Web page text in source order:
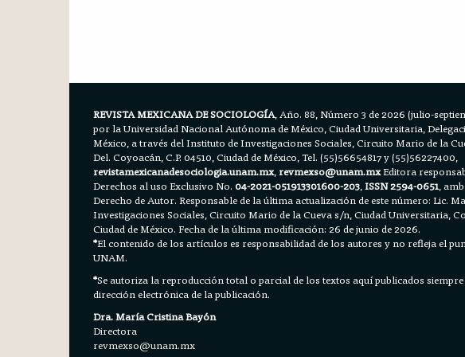
REVISTA MEXICANA DE SOCIOLOGÍA, Año. 88, Número 3 de 2026 (julio-
por la Universidad Nacional Autónoma de México, Ciudad Universitaria,
México, a través del Instituto de Investigaciones Sociales, Circuito Mario de la
Del. Coyoacán, C.P. 04510, Ciudad de México, Tel. (55)56654817 y (55)56227400,
revistamexicanadesociologia.unam.mx,revmexso@unam.mxEditora
Derechos al uso Exclusivo No.04-2021-051913301600-203,ISSN 2594-0651,
Derecho de Autor. Responsable de la última actualización de este número: Lic.
Investigaciones Sociales, Circuito Mario de la Cueva s/n, Ciudad Universitaria,
Ciudad de México. Fecha de la última modificación: 26 de junio de 2026.
*El contenido de los artículos es responsabilidad de los autores y no refleja el
UNAM.
*Se autoriza la reproducción total o parcial de los textos aquí publicados
dirección electrónica de la publicación.
Dra. María Cristina Bayón
Directora
revmexso@unam.mx